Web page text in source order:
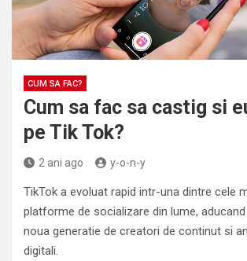
CUM SA FAC?
Cum sa fac sa castig si
pe Tik Tok?
2 ani ago y-o-n-y
TikTok a evoluat rapid intr-una dintre cele
platforme de socializare din lume,
noua generatie de creatori de continut si
digitali.